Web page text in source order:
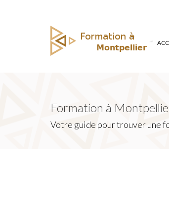
Formation à
Votre guide pour trouver une